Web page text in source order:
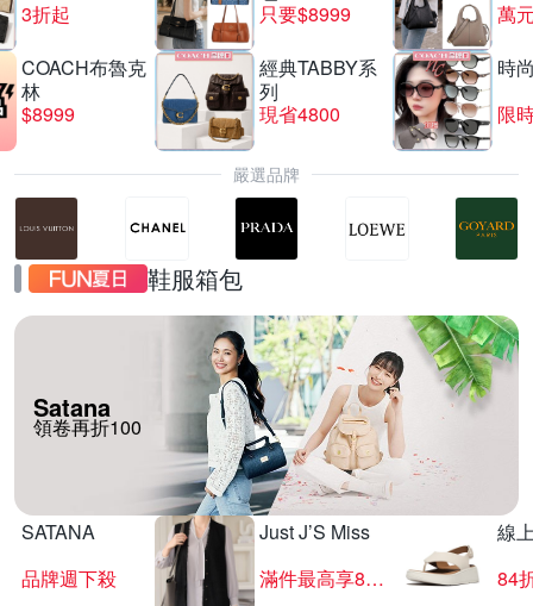
3折起
只要$8999
萬
COACH布魯克
林
$8999
經典TABBY系
列
現省4800
時
限
嚴選品牌
鞋服箱包
Satana
領卷再折100
SATANA
品牌週下殺
Just J’S Miss
滿件最高享85折
線
84